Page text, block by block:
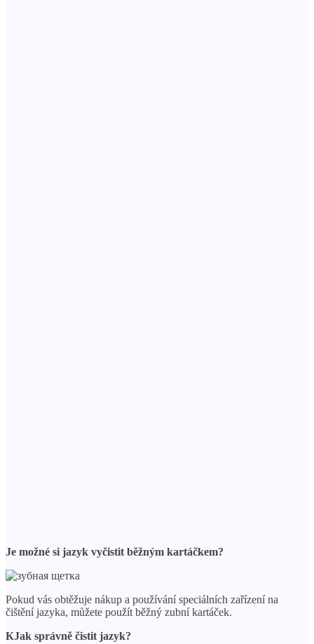
Je možné si jazyk vyčistit běžným kartáčkem?
Pokud vás obtěžuje nákup a používání speciálních zařízení na
čištění jazyka, můžete použít běžný zubní kartáček.
КJak správně čistit jazyk?